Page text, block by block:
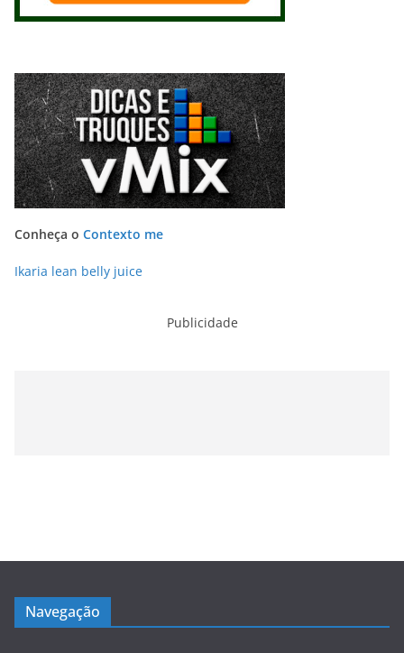
Conheça o Contexto me
Ikaria lean belly juice
Publicidade
Navegação